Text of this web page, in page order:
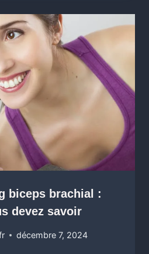
biceps brachial :
devez savoir
décembre 7, 2024